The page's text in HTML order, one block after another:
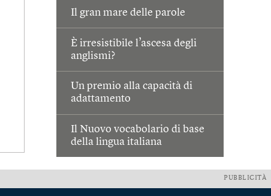
Il gran mare delle parole
È irresistibile l’ascesa degli
anglismi?
Un premio alla capacità di
adattamento
Il Nuovo vocabolario di base
della lingua italiana
PUBBLICITÀ